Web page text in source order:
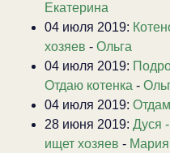
Екатерина
04 июля 2019:
хозяев - Ольга
04 июля 2019:
Отдаю котенка -
04 июля 2019:
28 июня 2019: Дуся
ищет хозяев - Мария